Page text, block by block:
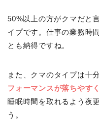
50%以上の方がクマだと
イプです。仕事の業務時
とも納得ですね。
また、クマのタイプは十
フォーマンスが落ちやす
睡眠時間を取れるよう夜
う。